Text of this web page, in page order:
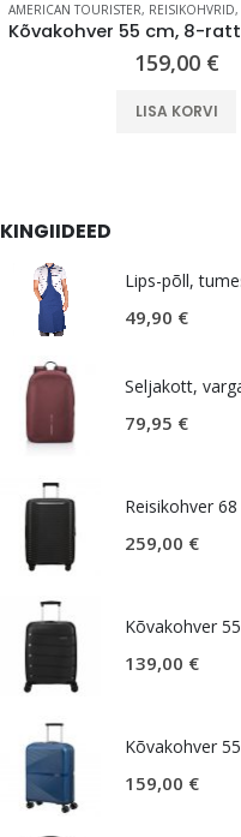
AMERICAN TOURISTER, REISIKOHVRID,
159,00 €
LISA KORVI
KINGIIDEED
49,90 €
79,95 €
259,00 €
139,00 €
159,00 €